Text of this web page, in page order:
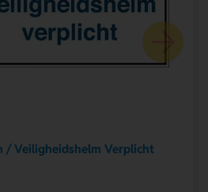
/ Veiligheidshelm Verplicht